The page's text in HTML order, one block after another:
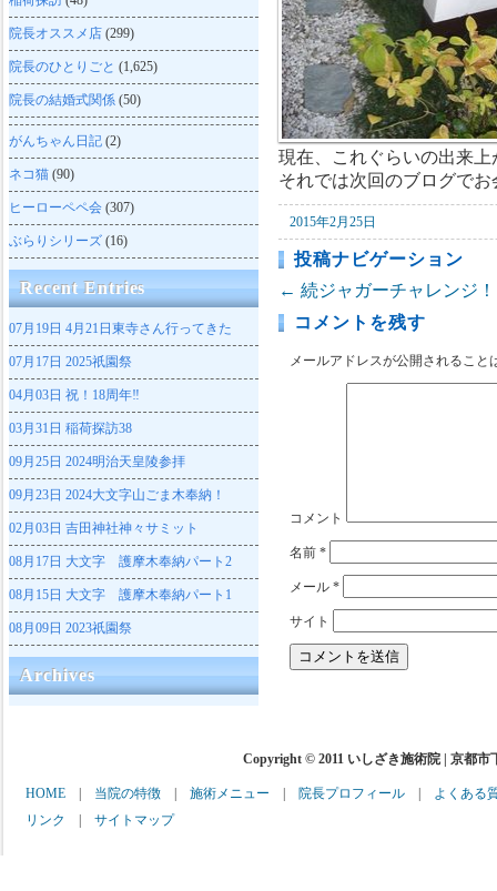
現在、これぐらいの出来上
それでは次回のブログで
2015年2月25日
投稿ナビゲーション
← 続ジャガーチャレンジ！
コメントを残す
メールアドレスが公開されること
コメント
名前 *
メール *
サイト
院長オススメ店 (299)
院長のひとりごと (1,625)
院長の結婚式関係 (50)
がんちゃん日記 (2)
ネコ猫 (90)
ヒーローペペ会 (307)
ぶらりシリーズ (16)
Recent Entries
07月19日 4月21日東寺さん行ってきた
07月17日 2025祇園祭
04月03日 祝！18周年‼
03月31日 稲荷探訪38
09月25日 2024明治天皇陵参拝
09月23日 2024大文字山ごま木奉納！
02月03日 吉田神社神々サミット
08月17日 大文字 護摩木奉納パート2
08月15日 大文字 護摩木奉納パート1
08月09日 2023祇園祭
Archives
Copyright © 2011 いしざき施術院 | 京都
HOME 当院の特徴 施術メニュー 院長プロフィール
よくある
リンク
サイトマップ